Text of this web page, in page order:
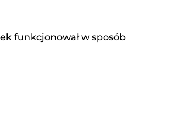
funkcjonował w sposób